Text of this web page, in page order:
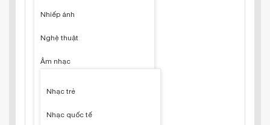
Nhiếp ảnh
Nghệ thuật
Âm nhạc
Nhạc trẻ
Nhạc quốc tế